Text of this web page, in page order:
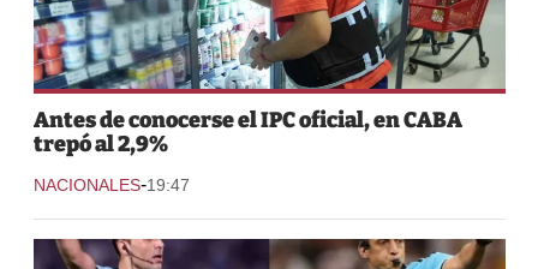
Antes de conocerse el IPC oficial, en CABA
trepó al 2,9%
NACIONALES-19:47